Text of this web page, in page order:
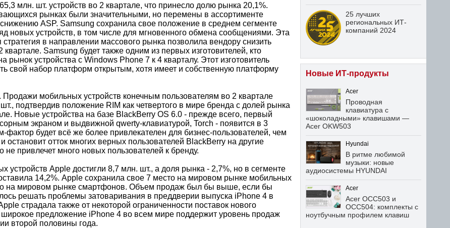
млн. шт. устройств во 2 квартале, что принесло долю рынка 20,1%.
рынках были значительными, но перемены в ассортименте
ASP. Samsung сохранила свое положение в среднем сегменте
новых устройств, в том числе для мгновенного обмена сообщениями. Эта
стратегия в направлении массового рынка позволила вендору снизить
Samsung будет также одним из первых изготовителей, кто
рынок устройства с Windows Phone 7 к 4 кварталу. Этот изготовитель
свой набор платформ открытым, хотя имеет и собственную платформу
Продажи мобильных устройств конечным пользователям во 2 квартале
подтвердив положение RIM как четвертого в мире бренда с долей рынка
Новые устройства на базе BlackBerry OS 6.0 - прежде всего, первый
экраном и выдвижной qwerty-клавиатурой, Torch - появится в 3
фактор будет всё же более привлекателен для бизнес-пользователей, чем
остановит отток многих верных пользователей BlackBerry на другие
привлечет много новых пользователей к бренду.
устройств Apple достигли 8,7 млн. шт., а доля рынка - 2,7%, но в сегменте
14,2%. Apple сохранила свое 7 место на мировом рынке мобильных
на мировом рынке смартфонов. Объем продаж был бы выше, если бы
решать проблемы затоваривания в преддверии выпуска iPhone 4 в
страдала также от некоторой ограниченности поставок нового
широкое предложение iPhone 4 во всем мире поддержит уровень продаж
второй половины года.
25 лучших
региональных ИТ-
компаний 2024
Новые ИТ-продукты
Acer
Проводная
клавиатура с
«шоколадными» клавишами —
Acer OKW503
Hyundai
В ритме любимой
музыки: новые
аудиосистемы HYUNDAI
Acer
Acer OCC503 и
OCC504: комплекты с
ноутбучным профилем клавиш